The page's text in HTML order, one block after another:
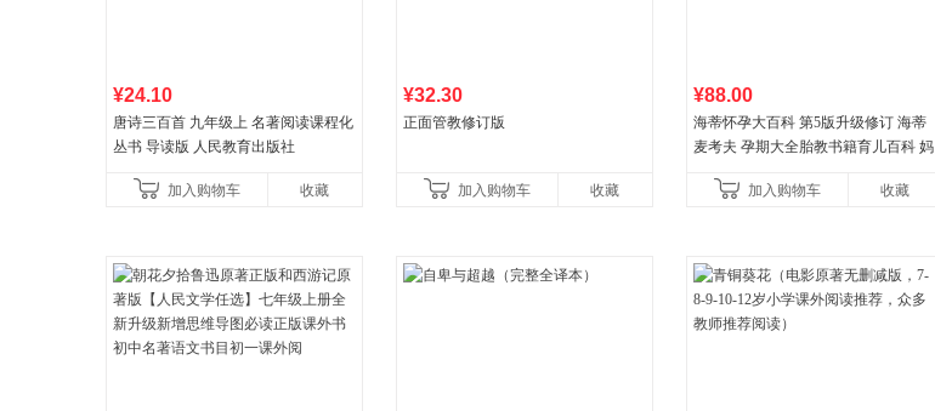
¥24.10
唐诗三百首 九年级上 名著阅读课程化
丛书 导读版 人民教育出版社
加入购物车 收藏
¥32.30
正面管教修订版
加入购物车 收藏
¥88.00
海蒂怀孕大百科 第5版升级修订 海蒂
麦考夫 孕期大全胎教书籍育儿百科 妈
健养生百科读物当
加入购物车 收藏